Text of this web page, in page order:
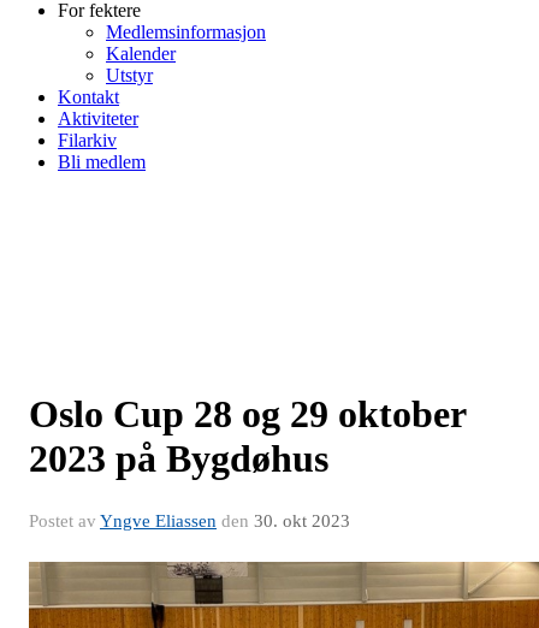
For fektere
Medlemsinformasjon
Kalender
Utstyr
Kontakt
Aktiviteter
Filarkiv
Bli medlem
Oslo Cup 28 og 29 oktober
2023 på Bygdøhus
Postet av Yngve Eliassen den 30. okt 2023